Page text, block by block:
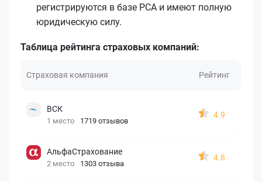
регистрируются в базе РСА и имеют полную
юридическую силу.
Таблица рейтинга страховых компаний:
Страховая компания Рейтинг
ВСК
1 место 1719 отзывов
4.9
АльфаСтрахование
2 место 1303 отзыва
4.8